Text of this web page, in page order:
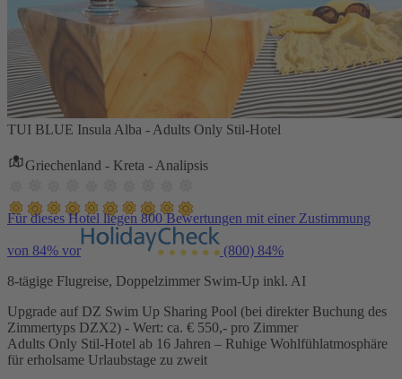
TUI BLUE Insula Alba - Adults Only Stil-Hotel
Griechenland - Kreta - Analipsis
Für dieses Hotel liegen 800 Bewertungen mit einer Zustimmung
von 84% vor (800) 84%
8-tägige Flugreise, Doppelzimmer Swim-Up inkl. AI
Upgrade auf DZ Swim Up Sharing Pool (bei direkter Buchung des
Zimmertyps DZX2) - Wert: ca. € 550,- pro Zimmer
Adults Only Stil-Hotel ab 16 Jahren – Ruhige Wohlfühlatmosphäre
für erholsame Urlaubstage zu zweit